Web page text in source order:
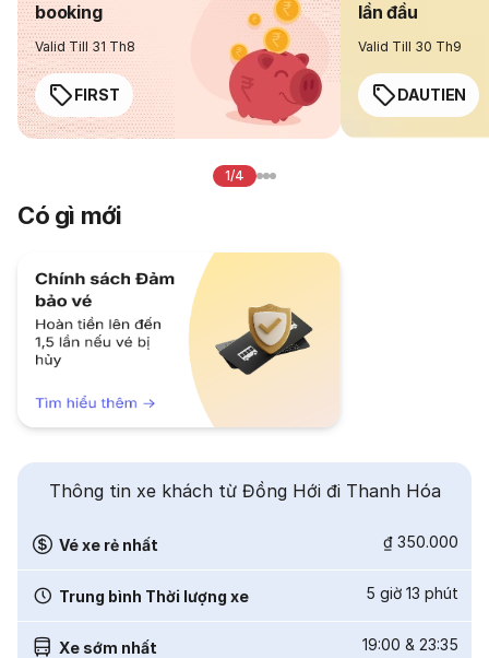
booking
Valid Till 31 Th8
FIRST
lần đầu
Valid Till 30 Th9
DAUTIEN
1/4
Có gì mới
Thông tin xe khách từ Đồng Hới đi Thanh Hóa
Vé xe rẻ nhất ₫ 350.000
Trung bình Thời lượng xe 5 giờ 13 phút
Xe sớm nhất 19:00 & 23:35